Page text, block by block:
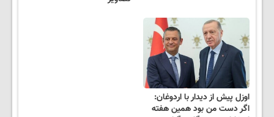
اوزل پیش از دیدار با اردوغان:
اگر دست من بود همین هفته